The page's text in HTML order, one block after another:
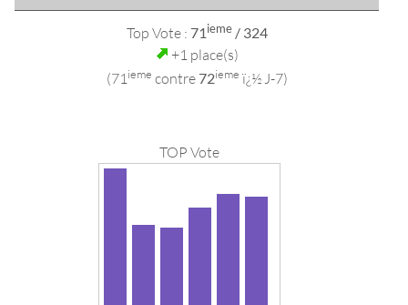
Top Vote : 71ieme/ 324
+1 place(s)
(71 ieme contre 72ieme ï¿½ J-7)
TOP Vote